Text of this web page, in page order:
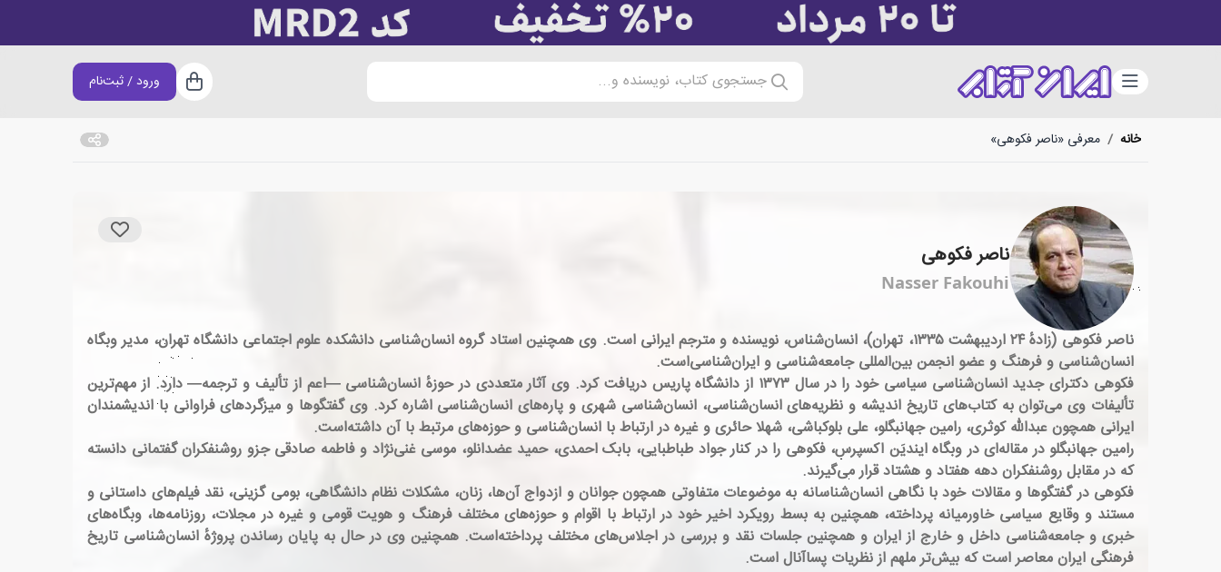
دسته‌بندی جستجوی کتاب، نویسنده و... سبد خرید
ورود / ثبت‌نام
خانه / معرفی «ناصر فکوهی»
ناصر فکوهی
Nasser Fakouhi
ناصر فکوهی (زادهٔ ۲۴ اردیبهشت ۱۳۳۵، تهران)، انسان‌شناس، نویسنده و مترجم ایرانی است. وی همچنین استاد گروه انسان‌شناسی دانشکده علوم اجتماعی دانشگاه تهران، مدیر وبگاه
انسان‌شناسی و فرهنگ و عضو انجمن بین‌المللی جامعه‌شناسی و ایران‌شناسی‌است.
فکوهی دکترای جدید انسان‌شناسی سیاسی خود را در سال ۱۳۷۳ از دانشگاه پاریس دریافت کرد. وی آثار متعددی در حوزهٔ انسان‌شناسی —اعم از تألیف و ترجمه— دارد. از مهم‌ترین
تألیفات وی می‌توان به کتاب‌های تاریخ اندیشه و نظریه‌های انسان‌شناسی، انسان‌شناسی شهری و پاره‌های انسان‌شناسی اشاره کرد. وی گفتگوها و میزگردهای فراوانی با اندیشمندان
ایرانی همچون عبدالله کوثری، رامین جهانبگلو، علی بلوکباشی، شهلا حائری و غیره در ارتباط با انسان‌شناسی و حوزه‌های مرتبط با آن داشته‌است.
رامین جهانبگلو در مقاله‌ای در وبگاه ایندیَن اکسپرس، فکوهی را در کنار جواد طباطبایی، بابک احمدی، حمید عضدانلو، موسی غنی‌نژاد و فاطمه صادقی جزو روشنفکران گفتمانی دانسته
که در مقابل روشنفکران دهه هفتاد و هشتاد قرار می‌گیرند.
فکوهی در گفتگوها و مقالات خود با نگاهی انسان‌شناسانه به موضوعات متفاوتی همچون جوانان و ازدواج آن‌ها، زنان، مشکلات نظام دانشگاهی، بومی گزینی، نقد فیلم‌های داستانی و
مستند و وقایع سیاسی خاورمیانه پرداخته، همچنین به بسط رویکرد اخیر خود در ارتباط با اقوام و حوزه‌های مختلف فرهنگ و هویت قومی و غیره در مجلات، روزنامه‌ها، وبگاه‌های
خبری و جامعه‌شناسی داخل و خارج از ایران و همچنین جلسات نقد و بررسی در اجلاس‌های مختلف پرداخته‌است. همچنین وی در حال به پایان رساندن پروژهٔ انسان‌شناسی تاریخ
فرهنگی ایران معاصر است که بیش‌تر ملهم از نظریات پساآنال است.